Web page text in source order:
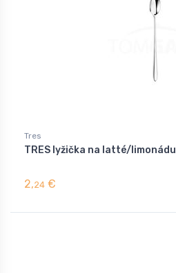
Tres
TRES lyžička na latté/limonádu
2,24 €